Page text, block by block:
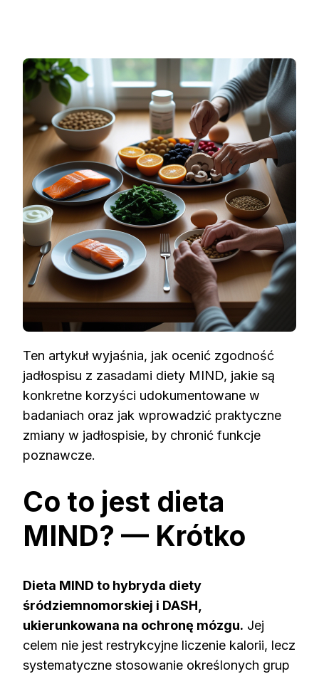
Ten artykuł wyjaśnia, jak ocenić zgodność
jadłospisu z zasadami diety MIND, jakie są
konkretne korzyści udokumentowane w
badaniach oraz jak wprowadzić praktyczne
zmiany w jadłospisie, by chronić funkcje
poznawcze.
Co to jest dieta
MIND? — Krótko
Dieta MIND to hybryda diety
śródziemnomorskiej i DASH,
ukierunkowana na ochronę mózgu. Jej
celem nie jest restrykcyjne liczenie kalorii, lecz
systematyczne stosowanie określonych grup